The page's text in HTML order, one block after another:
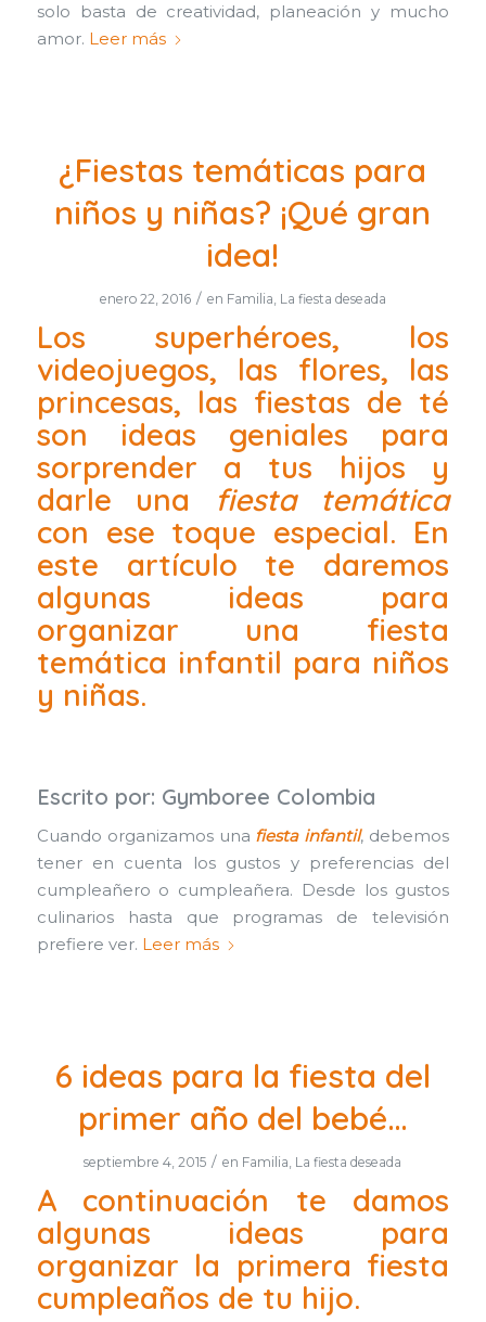
solo basta de creatividad, planeación y mucho
amor. Leer más
¿Fiestas temáticas para
niños y niñas? ¡Qué gran
idea!
enero 22, 2016 / en Familia, La fiesta deseada
Los superhéroes, los
videojuegos, las flores, las
princesas, las fiestas de té
son ideas geniales para
sorprender a tus hijos y
darle una
fiesta temática
con ese toque especial. En
este artículo te daremos
algunas ideas para
organizar una fiesta
temática infantil para niños
y niñas.
Escrito por: Gymboree Colombia
Cuando organizamos una fiesta infantil, debemos
tener en cuenta los gustos y preferencias del
cumpleañero o cumpleañera. Desde los gustos
culinarios hasta que programas de televisión
prefiere ver. Leer más
6 ideas para la fiesta del
primer año del bebé…
septiembre 4, 2015 / en Familia, La fiesta deseada
A continuación te damos
algunas ideas para
organizar la primera fiesta
cumpleaños de tu hijo.